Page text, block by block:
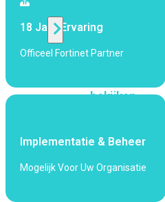
Alle
bekijken
Fi
18 Jaar Ervaring
Officeel Fortinet Partner
Implementatie & Beheer
Mogelijk Voor Uw Organisatie